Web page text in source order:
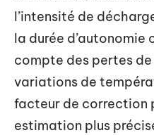
l’intensité de
la durée
compte des pertes
variations de
facteur de correction
estimation plus